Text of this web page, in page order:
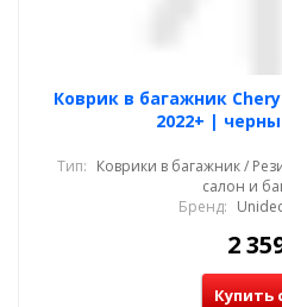
Коврик в багажник
2022+ |
Тип: Коврики в багажник /
салон и
Бренд:
2
Купить